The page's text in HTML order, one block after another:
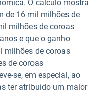
O cálculo mostra
de 16 mil milhões de
milhões de coroas
e que o ganho
milhões de coroas
de coroas
se, em especial, ao
ter atribuído um maior